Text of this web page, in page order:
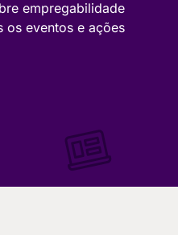
empregabilidade
os eventos e ações